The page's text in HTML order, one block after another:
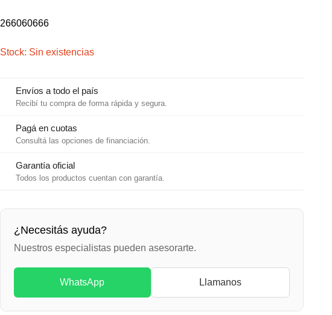
266060666
Stock: Sin existencias
Envíos a todo el país
Recibí tu compra de forma rápida y segura.
Pagá en cuotas
Consultá las opciones de financiación.
Garantía oficial
Todos los productos cuentan con garantía.
¿Necesitás ayuda?
Nuestros especialistas pueden asesorarte.
WhatsApp Llamanos